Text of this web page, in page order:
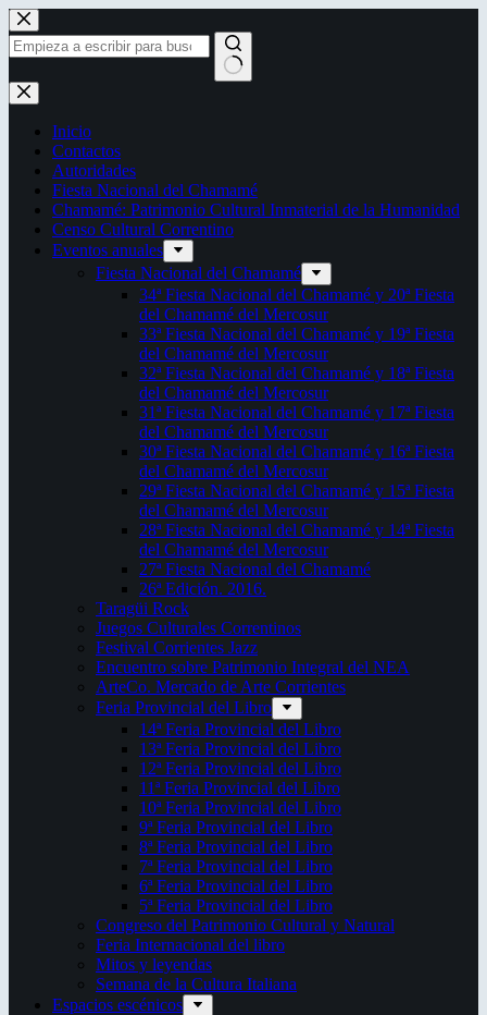
Saltar
al
contenido
Sin
resultados
Inicio
Contactos
Autoridades
Fiesta Nacional del Chamamé
Chamamé: Patrimonio Cultural Inmaterial de la Humanidad
Censo Cultural Correntino
Eventos anuales
Fiesta Nacional del Chamamé
34ª Fiesta Nacional del Chamamé y 20ª Fiesta
del Chamamé del Mercosur
33ª Fiesta Nacional del Chamamé y 19ª Fiesta
del Chamamé del Mercosur
32ª Fiesta Nacional del Chamamé y 18ª Fiesta
del Chamamé del Mercosur
31ª Fiesta Nacional del Chamamé y 17ª Fiesta
del Chamamé del Mercosur
30ª Fiesta Nacional del Chamamé y 16ª Fiesta
del Chamamé del Mercosur
29ª Fiesta Nacional del Chamamé y 15ª Fiesta
del Chamamé del Mercosur
28ª Fiesta Nacional del Chamamé y 14ª Fiesta
del Chamamé del Mercosur
27ª Fiesta Nacional del Chamamé
26ª Edición. 2016.
Taragüi Rock
Juegos Culturales Correntinos
Festival Corrientes Jazz
Encuentro sobre Patrimonio Integral del NEA
ArteCo. Mercado de Arte Corrientes
Feria Provincial del Libro
14ª Feria Provincial del Libro
13ª Feria Provincial del Libro
12ª Feria Provincial del Libro
11ª Feria Provincial del Libro
10ª Feria Provincial del Libro
9ª Feria Provincial del Libro
8ª Feria Provincial del Libro
7ª Feria Provincial del Libro
6ª Feria Provincial del Libro
5ª Feria Provincial del Libro
Congreso del Patrimonio Cultural y Natural
Feria Internacional del libro
Mitos y leyendas
Semana de la Cultura Italiana
Espacios escénicos